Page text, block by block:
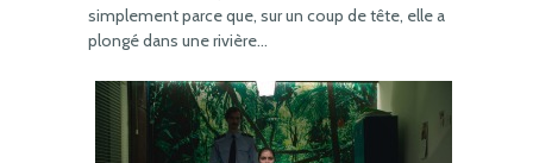
simplement parce que, sur un coup de tête, elle a
plongé dans une rivière…